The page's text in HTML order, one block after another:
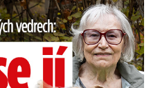
Udusil se jí pejsek!